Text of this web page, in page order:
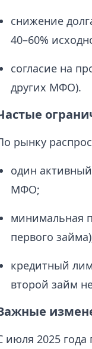
снижение
40–60%
согласие на
других МФО).
рынку
один
МФО;
минимальная
первого
кредитный
второй займ
июля 2025